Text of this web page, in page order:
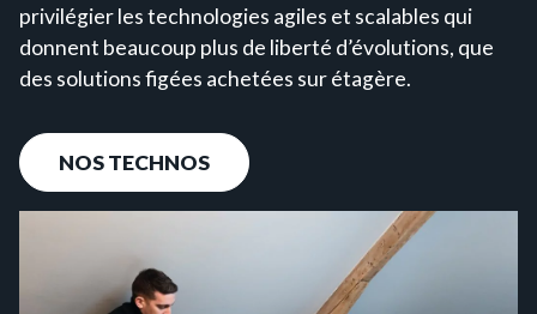
privilégier les technologies agiles et scalables qui
donnent beaucoup plus de liberté d’évolutions, que
des solutions figées achetées sur étagère.
NOS TECHNOS